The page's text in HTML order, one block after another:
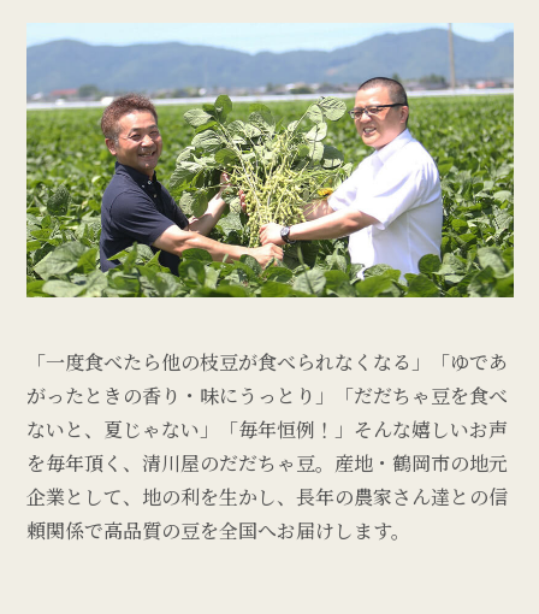
「一度食べたら他の枝豆が食べられなくなる」「ゆであ
がったときの香り・味にうっとり」「だだちゃ豆を食べ
ないと、夏じゃない」「毎年恒例！」そんな嬉しいお声
を毎年頂く、清川屋のだだちゃ豆。産地・鶴岡市の地元
企業として、地の利を生かし、長年の農家さん達との信
頼関係で高品質の豆を全国へお届けします。